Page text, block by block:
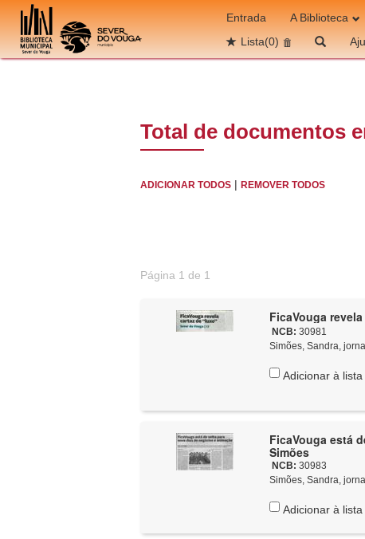
Ir para o conteúdo
Entrada A Biblioteca
Lista(0)
Total de documentos
ADICIONAR TODOS |REMOVER TODOS
Página 1 de 1
FicaVouga
NCB:30981
Simões, Sandra,
Adicionar à lista
FicaVouga está
Simões
NCB:30983
Simões, Sandra,
Adicionar à lista